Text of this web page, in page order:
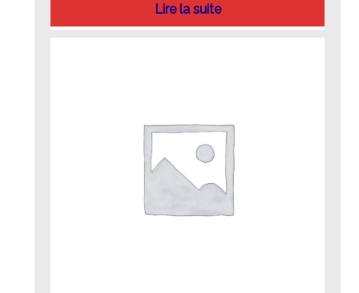
Lire la suite